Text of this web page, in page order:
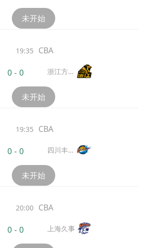
未开始
19:35 CBA
0 - 0
浙江方兴
未开始
19:35 CBA
0 - 0
四川丰谷
未开始
20:00 CBA
0 - 0 上海久事